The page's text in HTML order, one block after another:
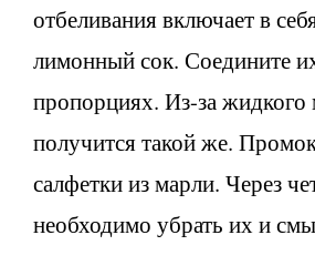
отбеливания включает в
лимонный сок. Соедините
пропорциях. Из-за жидкого
получится такой же.
салфетки из марли. Через
необходимо убрать их и